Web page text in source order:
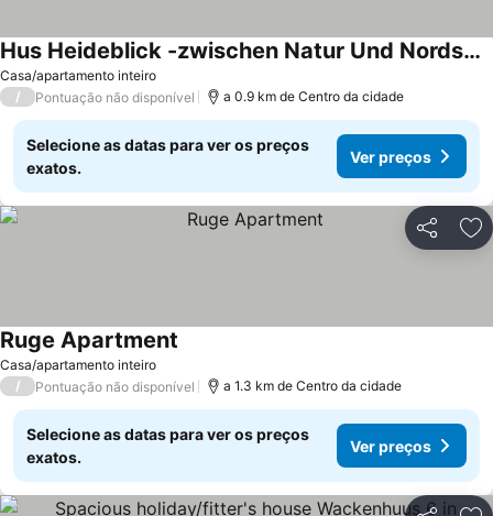
Casa/apartamento inteiro
Hus Heideblick -zwischen Natur Und Nordsee-
/ Pontuação não disponível a 0.9 km de Centro da cidade
Selecione as datas para ver os preços
exatos.
Ver preços
Partilhar
Casa/apartamento inteiro
Ruge Apartment
/ Pontuação não disponível a 1.3 km de Centro da cidade
Selecione as datas para ver os preços
exatos.
Ver preços